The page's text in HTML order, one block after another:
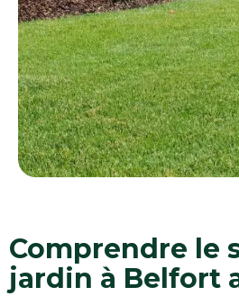
Comprendre le
jardin à Belfort